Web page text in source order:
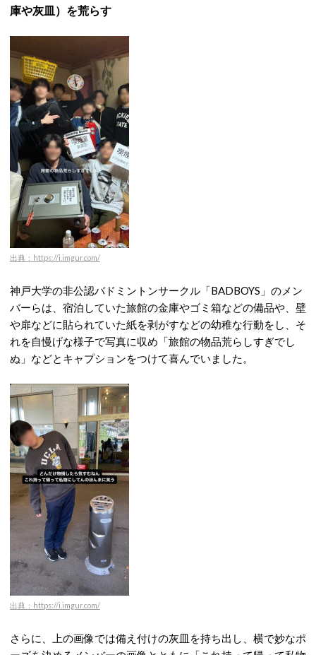
庫や灰皿）を荒らす
出典：https://i.imgur.com/
神戸大学の非公認バドミントンサークル「BADBOYS」のメン
バーらは、宿泊していた旅館の金庫やゴミ箱などの備品や、壁
や扉などに貼られていた紙を剥がすなどの幼稚な行動をし、そ
れを自慢げな様子で写真に収め「旅館の物品荒らしすぎでし
ぬ」などとキャプションをつけて喜んでいました。
出典：https://i.imgur.com/
さらに、上の画像では備え付けの灰皿を持ち出し、横で妙なポ